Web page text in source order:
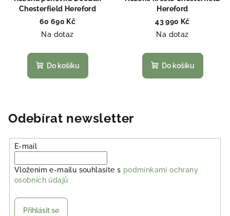
Chesterfield Hereford
60 690 Kč
Na dotaz
Do košíku
Hereford
43 990 Kč
Na dotaz
Do košíku
Odebírat newsletter
E-mail
Vložením e-mailu souhlasíte s podmínkami ochrany
osobních údajů
Přihlásit se